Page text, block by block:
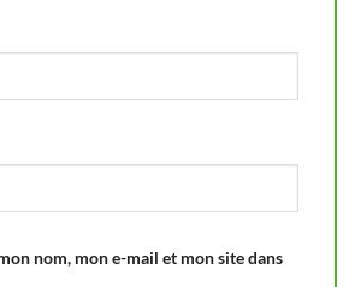
nom, mon e-mail et mon site dans